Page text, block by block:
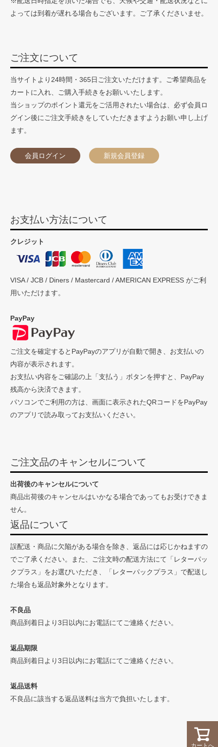
カートへ
よっては到着が遅れる場合もございます。ご了承くださいませ。
ご注文について
当サイトより24時間・365日ご注文いただけます。ご希望商品を
カートに入れ、ご購入手続きをお願いいたします。
当ショップのポイント還元をご活用されたい場合は、必ず会員ロ
グイン後にご注文手続きをしていただきますようお願い申し上げ
ます。
会員ログイン 新規会員登録
お支払い方法について
クレジット
VISA / JCB / Diners / Mastercard / AMERICAN EXPRESS がご利
用いただけます。
PayPay
ご注文を確定するとPayPayのアプリが自動で開き、お支払いの
内容が表示されます。
お支払い内容をご確認の上「支払う」ボタンを押すと、PayPay
残高から決済できます。
パソコンでご利用の方は、画面に表示されたQRコードをPayPay
のアプリで読み取ってお支払いください。
ご注文品のキャンセルについて
出荷後のキャンセルについて
商品出荷後のキャンセルはいかなる場合であってもお受けできま
せん。
返品について
誤配送・商品に欠陥がある場合を除き、返品には応じかねますの
でご了承ください。また、ご注文時の配送方法にて「レターパッ
クプラス」をお選びいただき、「レターパックプラス」で配送し
た場合も返品対象外となります。
不良品
商品到着日より3日以内にお電話にてご連絡ください。
返品期限
商品到着日より3日以内にお電話にてご連絡ください。
返品送料
不良品に該当する返品送料は当方で負担いたします。